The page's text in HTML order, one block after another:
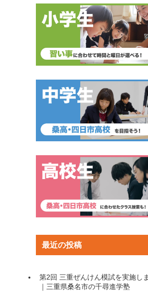
最近の投稿
第2回 三重ぜんけん模試を実施し
｜三重県桑名市の千尋進学塾